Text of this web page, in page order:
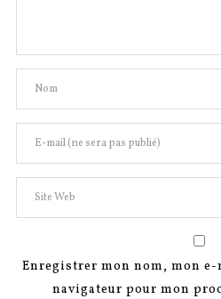
Enregistrer mon nom, mon
navigateur pour mon